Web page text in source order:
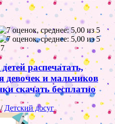
7
распечатать,
девочек и мальчиков
скачать бесплатно
/Детский досуг